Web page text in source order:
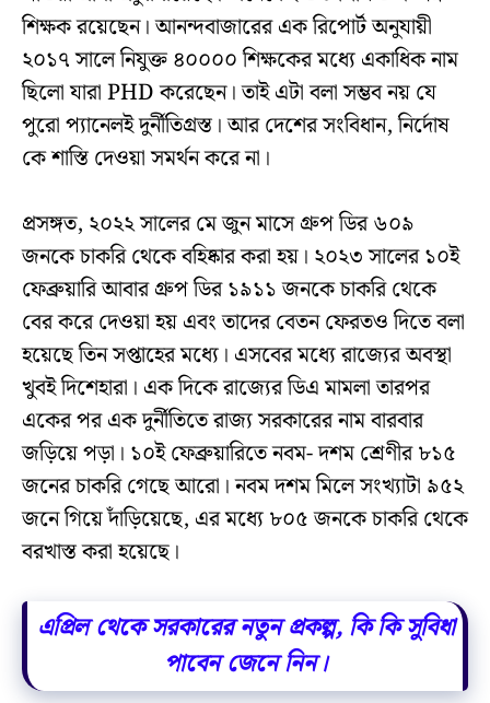
শিক্ষক রয়েছেন। আনন্দবাজারের এক রিপোর্ট অনুযায়ী
২০১৭ সালে নিযুক্ত ৪০০০০ শিক্ষকের মধ্যে একাধিক নাম
ছিলো যারা PHD করেছেন। তাই এটা বলা সম্ভব নয় যে
পুরো প্যানেলই দুর্নীতিগ্রস্ত। আর দেশের সংবিধান, নির্দোষ
কে শাস্তি দেওয়া সমর্থন করে না।
প্রসঙ্গত, ২০২২ সালের মে জুন মাসে গ্রুপ ডির ৬০৯
জনকে চাকরি থেকে বহিষ্কার করা হয়। ২০২৩ সালের ১০ই
ফেব্রুয়ারি আবার গ্রুপ ডির ১৯১১ জনকে চাকরি থেকে
বের করে দেওয়া হয় এবং তাদের বেতন ফেরতও দিতে বলা
হয়েছে তিন সপ্তাহের মধ্যে। এসবের মধ্যে রাজ্যের অবস্থা
খুবই দিশেহারা। এক দিকে রাজ্যের ডিএ মামলা তারপর
একের পর এক দুর্নীতিতে রাজ্য সরকারের নাম বারবার
জড়িয়ে পড়া। ১০ই ফেব্রুয়ারিতে নবম- দশম শ্রেণীর ৮১৫
জনের চাকরি গেছে আরো। নবম দশম মিলে সংখ্যাটা ৯৫২
জনে গিয়ে দাঁড়িয়েছে, এর মধ্যে ৮০৫ জনকে চাকরি থেকে
বরখাস্ত করা হয়েছে।
এপ্রিল থেকে সরকারের নতুন প্রকল্প, কি কি সুবিধা
পাবেন জেনে নিন।